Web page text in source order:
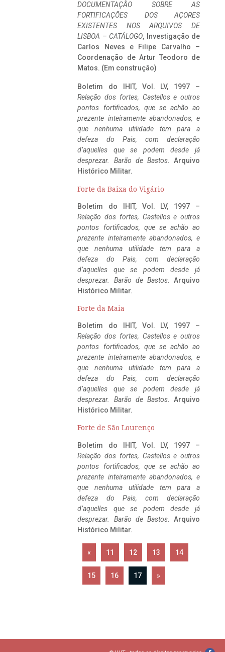
DOCUMENTAÇÃO SOBRE AS
FORTIFICAÇÕES DOS AÇORES
EXISTENTES NOS ARQUIVOS DE
LISBOA – CATÁLOGO, Investigação de
Carlos Neves e Filipe Carvalho –
Coordenação de Artur Teodoro de
Matos. (Em construção)
Boletim do IHIT, Vol. LV, 1997 –
Relação dos fortes, Castellos e outros
pontos fortificados, que se achão ao
prezente inteiramente abandonados, e
que nenhuma utilidade tem para a
defeza do Pais, com declaração
d’aquelles que se podem desde já
desprezar. Barão de Bastos. Arquivo
Histórico Militar.
Forte da Baixa do Vigário
Boletim do IHIT, Vol. LV, 1997 –
Relação dos fortes, Castellos e outros
pontos fortificados, que se achão ao
prezente inteiramente abandonados, e
que nenhuma utilidade tem para a
defeza do Pais, com declaração
d’aquelles que se podem desde já
desprezar. Barão de Bastos. Arquivo
Histórico Militar.
Forte da Maia
Boletim do IHIT, Vol. LV, 1997 –
Relação dos fortes, Castellos e outros
pontos fortificados, que se achão ao
prezente inteiramente abandonados, e
que nenhuma utilidade tem para a
defeza do Pais, com declaração
d’aquelles que se podem desde já
desprezar. Barão de Bastos. Arquivo
Histórico Militar.
Forte de São Lourenço
Boletim do IHIT, Vol. LV, 1997 –
Relação dos fortes, Castellos e outros
pontos fortificados, que se achão ao
prezente inteiramente abandonados, e
que nenhuma utilidade tem para a
defeza do Pais, com declaração
d’aquelles que se podem desde já
desprezar. Barão de Bastos. Arquivo
Histórico Militar.
« 11 12 13 14
15 16 17 »